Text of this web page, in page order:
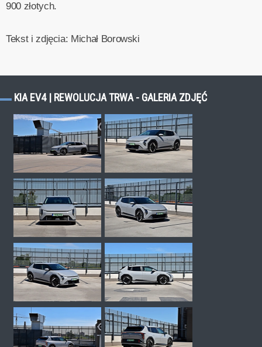
900 złotych.
Tekst i zdjęcia: Michał Borowski
KIA EV4 | REWOLUCJA TRWA - GALERIA ZDJĘĆ